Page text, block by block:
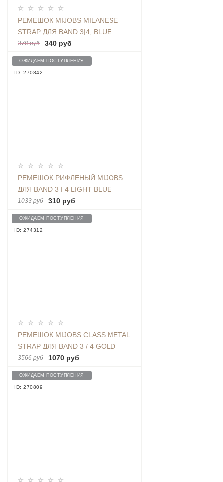
РЕМЕШОК MIJOBS MILANESE
STRAP ДЛЯ BAND 3|4, BLUE
370 руб 340 руб
ОЖИДАЕМ ПОСТУПЛЕНИЯ
ID: 270842
РЕМЕШОК РИФЛЕНЫЙ MIJOBS
ДЛЯ BAND 3 | 4 LIGHT BLUE
1033 руб 310 руб
ОЖИДАЕМ ПОСТУПЛЕНИЯ
ID: 274312
РЕМЕШОК MIJOBS CLASS METAL
STRAP ДЛЯ BAND 3 / 4 GOLD
3566 руб 1070 руб
ОЖИДАЕМ ПОСТУПЛЕНИЯ
ID: 270809